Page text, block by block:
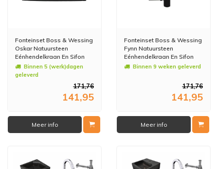
Fonteinset Boss & Wessing
Oskar Natuursteen
Eénhendelkraan En Sifon
38x18x8 cm Mat Zwart
Binnen 5 (werk)dagen
geleverd
171,76
141,95
Meer info
Fonteinset Boss & Wessing
Fynn Natuursteen
Eénhendelkraan En Sifon
40x23x8 cm Mat Zwart
Binnen 9 weken geleverd
171,76
141,95
Meer info